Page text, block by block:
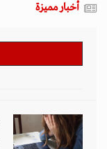
أخبار مميزة